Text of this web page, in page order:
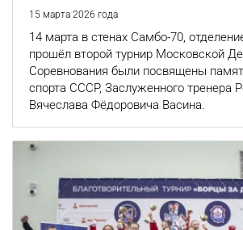
15 марта 2026 года
14 марта в стенах Самбо-70,
прошёл второй турнир Московской
Соревнования были посвящены
спорта СССР, Заслуженного тренера
Вячеслава Фёдоровича Васина.